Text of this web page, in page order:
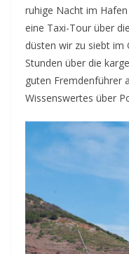
ruhige Nacht im
eine Taxi-Tour über
düsten wir zu siebt im
Stunden über die
guten Fremdenführer
Wissenswertes über